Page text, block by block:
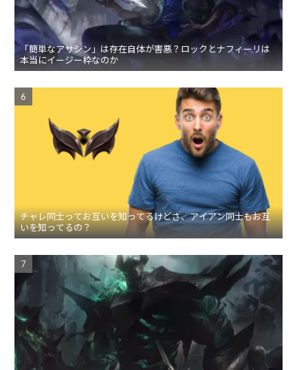
「簡単なアサシン」は存在自体が害悪？ロックとナフィーリは
本当にイージー枠なのか
チャレ同士ってお互いを知ってるけどさ、アイアン同士もお互
いを知ってるの？